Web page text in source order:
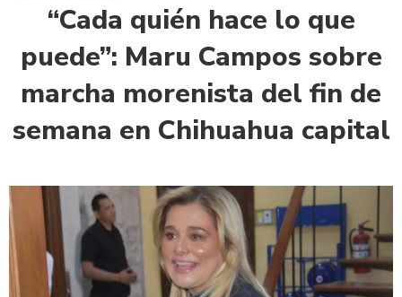
“Cada quién hace lo que
puede”: Maru Campos sobre
marcha morenista del fin de
semana en Chihuahua capital